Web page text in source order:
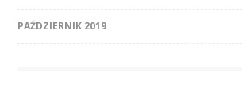
PAŹDZIERNIK 2019